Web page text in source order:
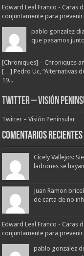
Edward Leal Franco - Caras
conjuntamente para
pablo gonzalez
que pasamos
[Chroniques] – Chroniques
[…] Pedro Uc, “Alternativas
19...
Twitter – Visión
Twitter – Visión Peninsular
Comentarios Recientes
Cicely Vallejos:
ladrones se
Juan Ramon
de carta de no
Edward Leal Franco - Caras
conjuntamente para
pablo gonzalez